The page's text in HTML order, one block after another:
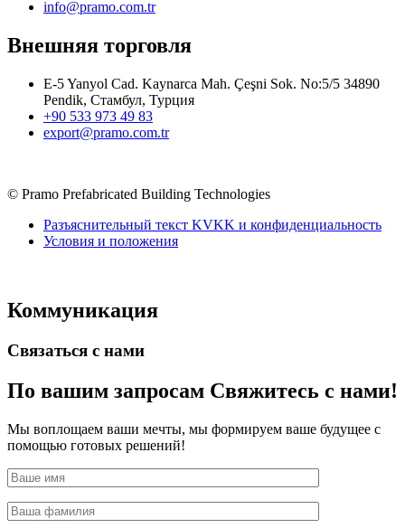
info@pramo.com.tr
Внешняя торговля
E-5 Yanyol Cad. Kaynarca Mah. Çeşni Sok. No:5/5 34890
Pendik, Стамбул, Турция
+90 533 973 49 83
export@pramo.com.tr
© Pramo Prefabricated Building Technologies
Разъяснительный текст KVKK и конфиденциальность
Условия и положения
Коммуникация
Связаться с нами
По вашим запросам Свяжитесь с нами!
Мы воплощаем ваши мечты, мы формируем ваше будущее с
помощью готовых решений!